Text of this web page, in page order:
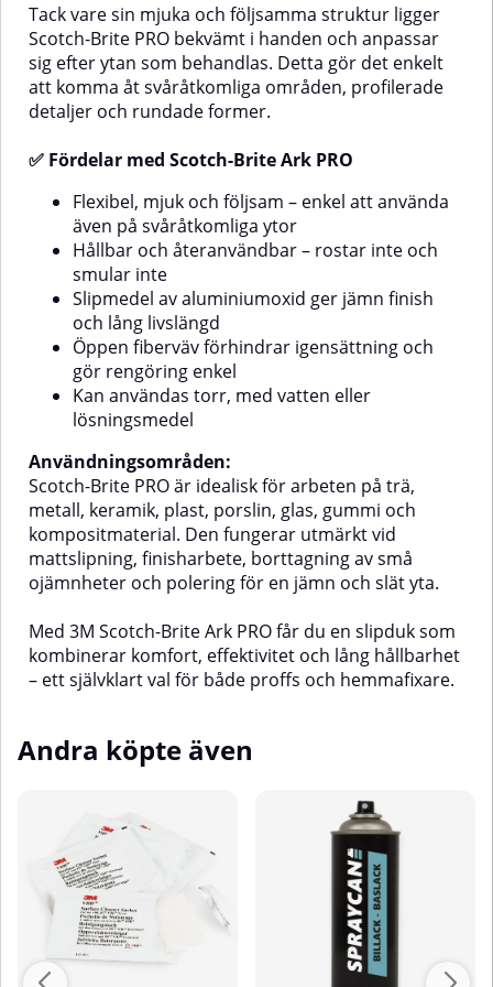
ömtåliga ytor och
slutbearbetningAnvändningsområden:Scotch-
Brite slipduk Grå är en riktig
allroundprodukt. Den används
ofta för träarbete, mattering före
målning, slipning mellan
strykningar eller för
slutbearbetning av metall, trä och
andra material. Den är också
små märken på oregelbundna
ytor utan att påverka
arbetsstyckets form.Med Scotch-
Brite slipduk Grå får du en
mångsidig, hållbar och skonsam
slipduk som är ett självklart val
för både professionella
användare och hemmafixare
som vill ha ett perfekt
slutresultat.
Tack vare sin mjuka och följsamma struktur ligger
Scotch-Brite PRO bekvämt i handen och anpassar
sig efter ytan som behandlas. Detta gör det enkelt
att komma åt svåråtkomliga områden, profilerade
detaljer och rundade former.
✅ Fördelar med Scotch-Brite Ark PRO
Flexibel, mjuk och följsam – enkel att använda
även på svåråtkomliga ytor
Hållbar och återanvändbar – rostar inte och
smular inte
Slipmedel av aluminiumoxid ger jämn finish
och lång livslängd
Öppen fiberväv förhindrar igensättning och
gör rengöring enkel
Kan användas torr, med vatten eller
lösningsmedel
Användningsområden:
Scotch-Brite PRO är idealisk för arbeten på trä,
metall, keramik, plast, porslin, glas, gummi och
kompositmaterial. Den fungerar utmärkt vid
mattslipning, finisharbete, borttagning av små
ojämnheter och polering för en jämn och slät yta.
Med 3M Scotch-Brite Ark PRO får du en slipduk som
kombinerar komfort, effektivitet och lång hållbarhet
– ett självklart val för både proffs och hemmafixare.
Andra köpte även